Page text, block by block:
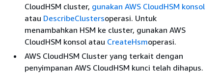
CloudHSM cluster, gunakan AWS CloudHSM konsol
atau DescribeClustersoperasi. Untuk
menambahkan HSM ke cluster, gunakan AWS
CloudHSM konsol atau CreateHsmoperasi.
AWS CloudHSM Cluster yang terkait dengan
penyimpanan AWS CloudHSM kunci telah dihapus.